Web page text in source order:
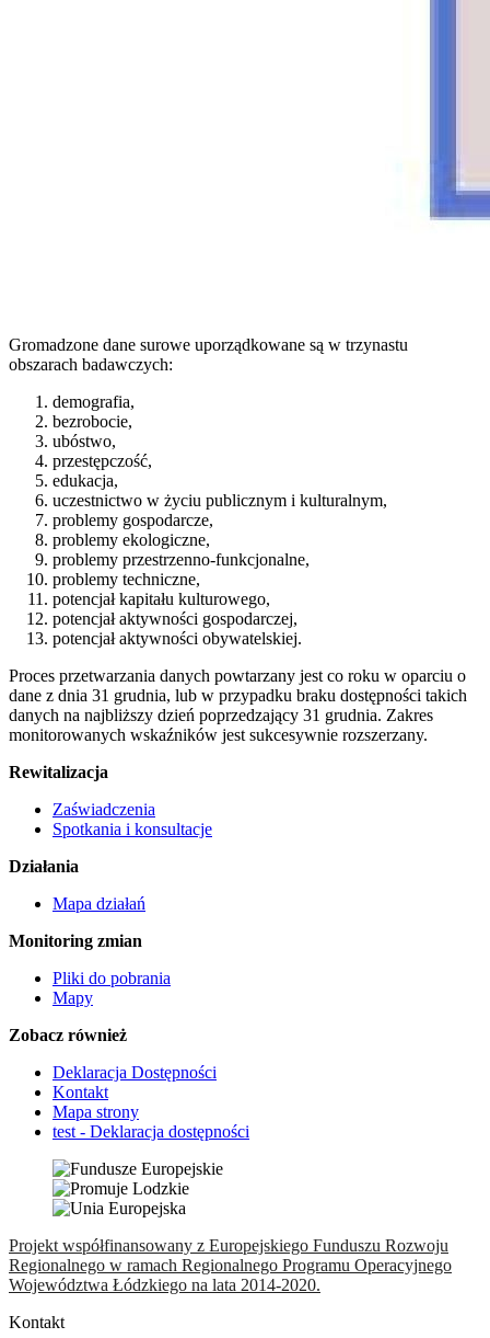
Gromadzone dane surowe uporządkowane są w trzynastu
obszarach badawczych:
demografia,
bezrobocie,
ubóstwo,
przestępczość,
edukacja,
uczestnictwo w życiu publicznym i kulturalnym,
problemy gospodarcze,
problemy ekologiczne,
problemy przestrzenno-funkcjonalne,
problemy techniczne,
potencjał kapitału kulturowego,
potencjał aktywności gospodarczej,
potencjał aktywności obywatelskiej.
Proces przetwarzania danych powtarzany jest co roku w oparciu o
dane z dnia 31 grudnia, lub w przypadku braku dostępności takich
danych na najbliższy dzień poprzedzający 31 grudnia. Zakres
monitorowanych wskaźników jest sukcesywnie rozszerzany.
Rewitalizacja
Zaświadczenia
Spotkania i konsultacje
Działania
Mapa działań
Monitoring zmian
Pliki do pobrania
Mapy
Zobacz również
Deklaracja Dostępności
Kontakt
Mapa strony
test - Deklaracja dostępności
Projekt współfinansowany z Europejskiego Funduszu Rozwoju
Regionalnego w ramach Regionalnego Programu Operacyjnego
Województwa Łódzkiego na lata 2014-2020.
Kontakt